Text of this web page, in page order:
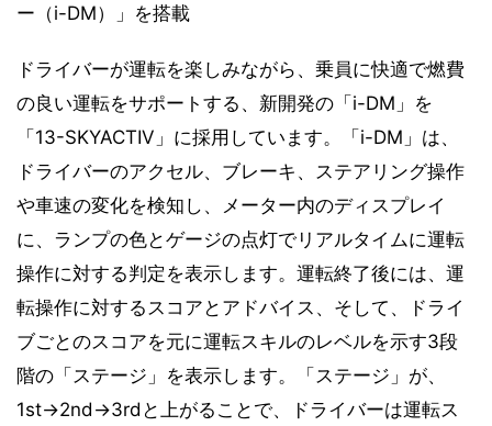
ー（i-DM）」を搭載
ドライバーが運転を楽しみながら、乗員に快適で燃費
の良い運転をサポートする、新開発の「i-DM」を
「13-SKYACTIV」に採用しています。「i-DM」は、
ドライバーのアクセル、ブレーキ、ステアリング操作
や車速の変化を検知し、メーター内のディスプレイ
に、ランプの色とゲージの点灯でリアルタイムに運転
操作に対する判定を表示します。運転終了後には、運
転操作に対するスコアとアドバイス、そして、ドライ
ブごとのスコアを元に運転スキルのレベルを示す3段
階の「ステージ」を表示します。「ステージ」が、
1st→2nd→3rdと上がることで、ドライバーは運転ス